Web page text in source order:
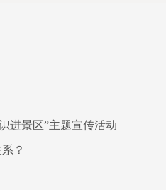
进景区”主题宣传活动
？